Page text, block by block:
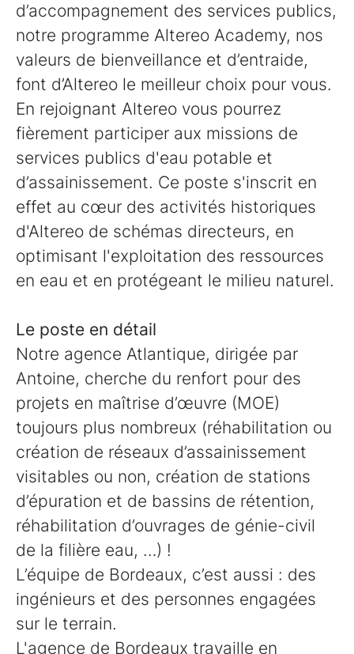
d’accompagnement des services publics,
notre programme Altereo Academy, nos
valeurs de bienveillance et d’entraide,
font d’Altereo le meilleur choix pour vous.
En rejoignant Altereo vous pourrez
fièrement participer aux missions de
services publics d'eau potable et
d’assainissement. Ce poste s'inscrit en
effet au cœur des activités historiques
d'Altereo de schémas directeurs, en
optimisant l'exploitation des ressources
en eau et en protégeant le milieu naturel.
Le poste en détail
Notre agence Atlantique, dirigée par
Antoine, cherche du renfort pour des
projets en maîtrise d’œuvre (MOE)
toujours plus nombreux (réhabilitation ou
création de réseaux d’assainissement
visitables ou non, création de stations
d’épuration et de bassins de rétention,
réhabilitation d’ouvrages de génie-civil
de la filière eau, …) !
L’équipe de Bordeaux, c’est aussi : des
ingénieurs et des personnes engagées
sur le terrain.
L'agence de Bordeaux travaille en